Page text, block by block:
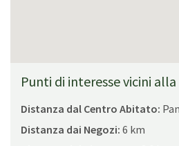
Punti di interesse vicini
Distanza dal Centro Abitato:
Distanza dai Negozi: 6 km